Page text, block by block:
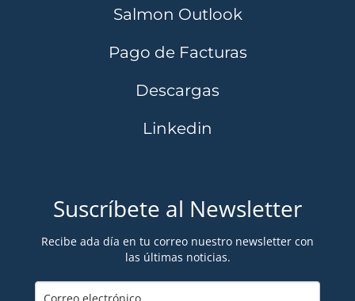
Salmon Outlook
Pago de Facturas
Descargas
Linkedin
Suscríbete al Newsletter
Recibe ada día en tu correo nuestro newsletter con
las últimas noticias.